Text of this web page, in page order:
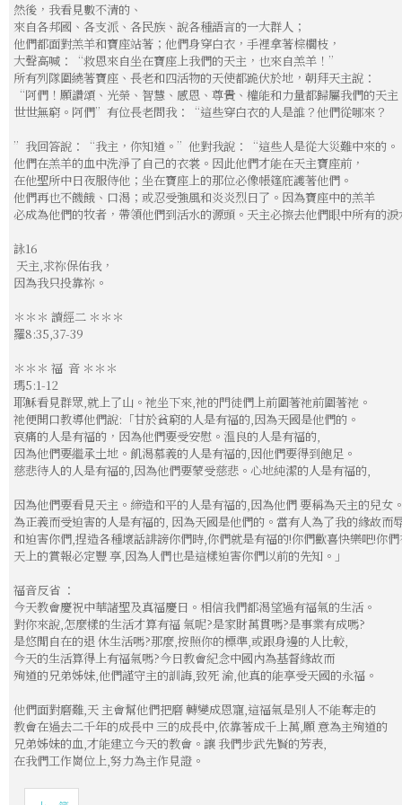
然後，我看見數不清的、
來自各邦國、各支派、各民族、說各種語言的一大群人；
他們都面對羔羊和寶座站著；他們身穿白衣，手裡拿著棕櫚枝，
大聲高喊：“救恩來自坐在寶座上我們的天主，也來自羔羊！”
所有列隊圍繞著寶座、長老和四活物的天使都跪伏於地，朝拜天主說：
“阿們！願讚頌、光榮、智慧、感恩、尊貴、權能和力量都歸屬我們的天主
世世無窮。阿們”有位長老問我：“這些穿白衣的人是誰？他們從哪來？
”我回答說：“我主，你知道。”他對我說：“這些人是從大災難中來的。
他們在羔羊的血中洗淨了自己的衣裳。因此他們才能在天主寶座前，
在他聖所中日夜服侍他；坐在寶座上的那位必像帳篷庇護著他們。
他們再也不饑餓、口渴；或忍受強風和炎炎烈日了。因為寶座中的羔羊
必成為他們的牧者，帶領他們到活水的源頭。天主必擦去他們眼中所有的淚
詠16
天主,求祢保佑我，
因為我只投靠祢。
＊＊＊ 讀經二 ＊＊＊
羅8:35,37-39
＊＊＊ 福 音 ＊＊＊
瑪5:1-12
耶穌看見群眾,就上了山。祂坐下來,祂的門徒們上前圍著祂前圍著祂。
祂便開口教導他們說:「甘於貧窮的人是有福的,因為天國是他們的。
哀痛的人是有福的，因為他們要受安慰。溫良的人是有福的,
因為他們要繼承土地。飢渴慕義的人是有福的,因他們要得到飽足。
慈悲待人的人是有福的,因為他們要蒙受慈悲。心地純潔的人是有福的,
因為他們要看見天主。締造和平的人是有福的,因為他們 要稱為天主的兒女。
為正義而受迫害的人是有福的, 因為天國是他們的。當有人為了我的緣故而
和迫害你們,捏造各種壞話誹謗你們時,你們就是有福的!你們歡喜快樂吧!你
天上的賞報必定豐 享,因為人們也是這樣迫害你們以前的先知。」
福音反省 ：
今天教會慶祝中華諸聖及真福慶日。相信我們都渴望過有福氣的生活。
對你來說,怎麼樣的生活才算有福 氣呢?是家財萬貫嗎?是事業有成嗎?
是悠閒自在的退 休生活嗎?那麼,按照你的標準,或跟身邊的人比較,
今天的生活算得上有福氣嗎?今日教會紀念中國內為基督緣故而
殉道的兄弟姊妹,他們謹守主的訓誨,致死 渝,他真的能享受天國的永福。
他們面對磨難,天 主會幫他們把磨 轉變成恩寵,這福氣是別人不能奪走的
教會在過去二千年的成長中 三的成長中,依靠著成千上萬,願 意為主殉道的
兄弟姊妹的血,才能建立今天的教會。讓 我們步武先賢的芳表,
在我們工作崗位上,努力為主作見證。